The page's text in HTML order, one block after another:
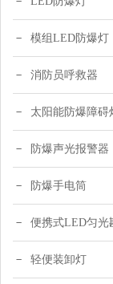
模组LED防爆灯
消防员呼救器
太阳能防爆障碍
防爆声光报警器
防爆手电筒
便携式LED匀光
轻便装卸灯